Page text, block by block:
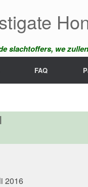
slachtoffers, we
FAQ
2016